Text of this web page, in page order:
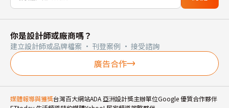
你是設計師或廠商嗎？
建立設計師或品牌檔案 · 刊登案例 · 接受諮詢
廣告合作
媒體報導與獲獎台灣百大網站ADA 亞洲設計獎主辦單位Google 優質合作夥伴